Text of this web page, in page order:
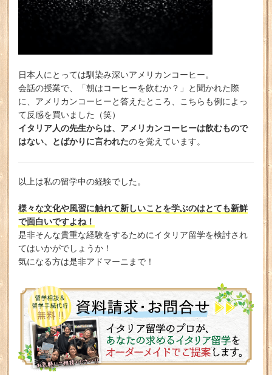
日本人にとっては馴染み深いアメリカンコーヒー。
会話の授業で、「朝はコーヒーを飲むか？」と聞かれた際
に、アメリカンコーヒーと答えたところ、こちらも例によっ
て反感を買いました（笑）
イタリア人の先生からは、アメリカンコーヒーは飲むもので
はない、とばかりに言われたのを覚えています。
以上は私の留学中の経験でした。
様々な文化や風習に触れて新しいことを学ぶのはとても新鮮
で面白いですよね！
是非そんな貴重な経験をするためにイタリア留学を検討され
てはいかがでしょうか！
気になる方は是非アドマーニまで！